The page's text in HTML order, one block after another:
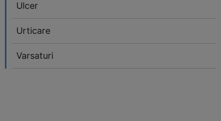
Ulcer
Urticare
Varsaturi